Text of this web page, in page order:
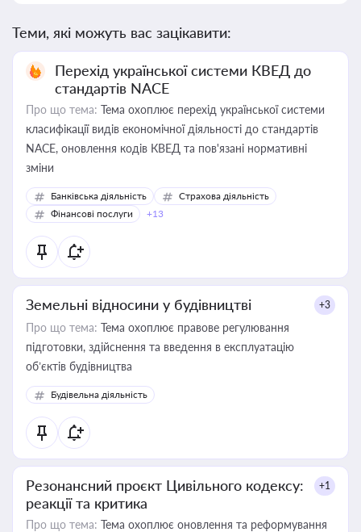
Теми, які можуть вас зацікавити:
Перехід української системи КВЕД до
стандартів NACE
Про що тема: Тема охоплює перехід української системи
класифікації видів економічної діяльності до стандартів
NACE, оновлення кодів КВЕД та пов'язані нормативні
зміни
Банківська діяльність
Страхова діяльність
Фінансові послуги
+13
Земельні відносини у будівництві +3
Про що тема: Тема охоплює правове регулювання
підготовки, здійснення та введення в експлуатацію
об’єктів будівництва
Будівельна діяльність
Резонансний проєкт Цивільного кодексу:
реакції та критика
+1
Про що тема: Тема охоплює оновлення та реформування